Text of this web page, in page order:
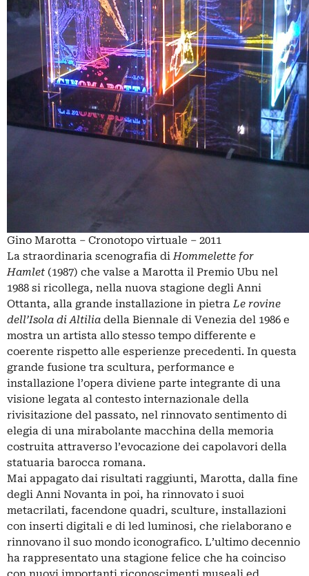
Gino Marotta – Cronotopo virtuale – 2011
La straordinaria scenografia diHommelette for
Hamlet (1987) che valse a Marotta il Premio Ubu nel
1988 si ricollega, nella nuova stagione degli Anni
Ottanta, alla grande installazione in pietraLe rovine
dell’Isola di Altilia della Biennale di Venezia del 1986 e
mostra un artista allo stesso tempo differente e
coerente rispetto alle esperienze precedenti. In questa
grande fusione tra scultura, performance e
installazione l’opera diviene parte integrante di una
visione legata al contesto internazionale della
rivisitazione del passato, nel rinnovato sentimento di
elegia di una mirabolante macchina della memoria
costruita attraverso l’evocazione dei capolavori della
statuaria barocca romana.
Mai appagato dai risultati raggiunti, Marotta, dalla fine
degli Anni Novanta in poi, ha rinnovato i suoi
metacrilati, facendone quadri, sculture, installazioni
con inserti digitali e di led luminosi, che rielaborano e
rinnovano il suo mondo iconografico. L’ultimo decennio
ha rappresentato una stagione felice che ha coinciso